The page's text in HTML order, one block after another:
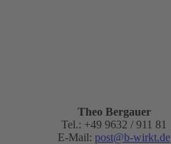
Theo Bergauer
Tel.: +49 9632 / 911 81
E-Mail: post@b-wirkt.de